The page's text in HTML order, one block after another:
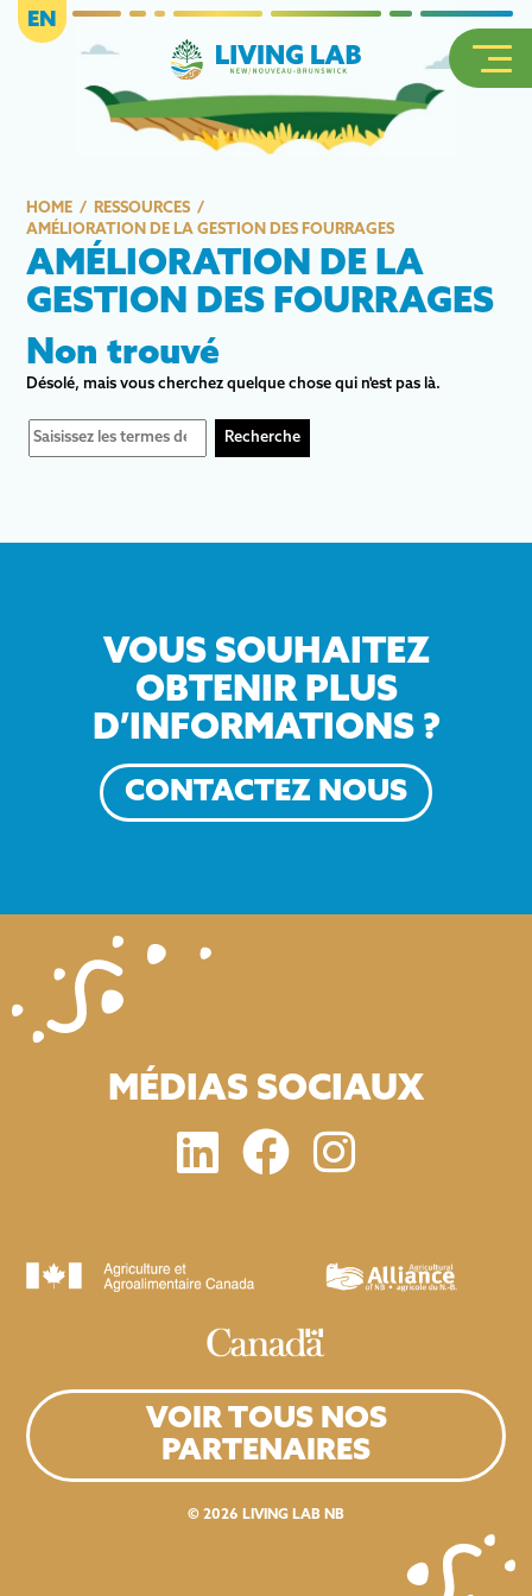
EN
HOME
RESSOURCES
AMÉLIORATION DE LA GESTION DES FOURRAGES
AMÉLIORATION DE LA
GESTION DES FOURRAGES
Non trouvé
Désolé, mais vous cherchez quelque chose qui n'est pas là.
VOUS SOUHAITEZ
OBTENIR PLUS
D’INFORMATIONS ?
CONTACTEZ NOUS
MÉDIAS SOCIAUX
VOIR TOUS NOS
PARTENAIRES
© 2026 LIVING LAB NB